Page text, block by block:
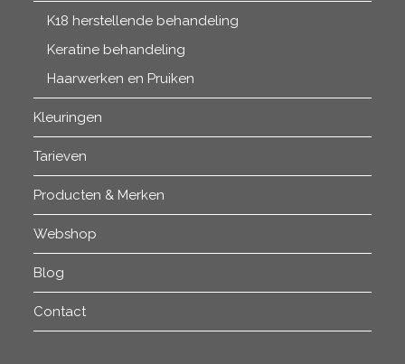
K18 herstellende behandeling
Keratine behandeling
Haarwerken en Pruiken
Kleuringen
Tarieven
Producten & Merken
Webshop
Blog
Contact